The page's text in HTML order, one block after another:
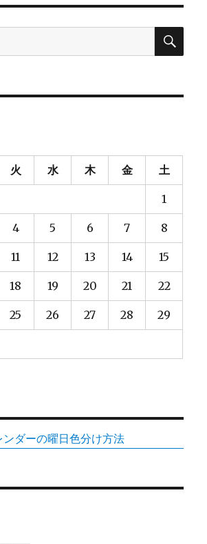
検
火 水 木 金 土
1
4 5 6 7 8
11 12 13 14 15
18 19 20 21 22
25 26 27 28 29
ンダーの曜日色分け方法